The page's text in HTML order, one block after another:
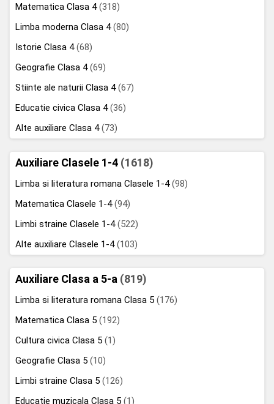
Matematica Clasa 4(318)
Limba moderna Clasa 4(80)
Istorie Clasa 4(68)
Geografie Clasa 4(69)
Stiinte ale naturii Clasa 4(67)
Educatie civica Clasa 4(36)
Alte auxiliare Clasa 4(73)
Auxiliare Clasele 1-4 (1618)
Limba si literatura romana Clasele 1-4(98)
Matematica Clasele 1-4(94)
Limbi straine Clasele 1-4(522)
Alte auxiliare Clasele 1-4(103)
Auxiliare Clasa a 5-a (819)
Limba si literatura romana Clasa 5 (176)
Matematica Clasa 5 (192)
Cultura civica Clasa 5 (1)
Geografie Clasa 5 (10)
Limbi straine Clasa 5 (126)
Educatie muzicala Clasa 5 (1)